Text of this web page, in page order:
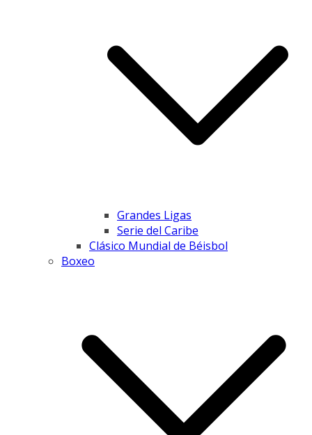
Grandes Ligas
Serie del Caribe
Clásico Mundial de Béisbol
Boxeo